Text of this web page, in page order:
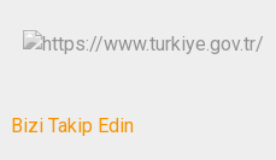
Bizi Takip Edin